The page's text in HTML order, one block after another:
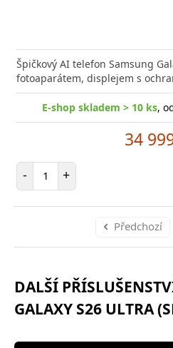
Špičkový AI telefon Samsung
fotoaparátem, displejem s
E-shop skladem > 10 ks,
34
- Počet položek
+
Předchozí
DALŠÍ
GALAXY S26 ULTRA